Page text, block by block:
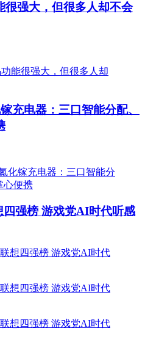
很强大，但很多人却不会
充电器：三口智能分配、
四强榜 游戏党AI时代听感